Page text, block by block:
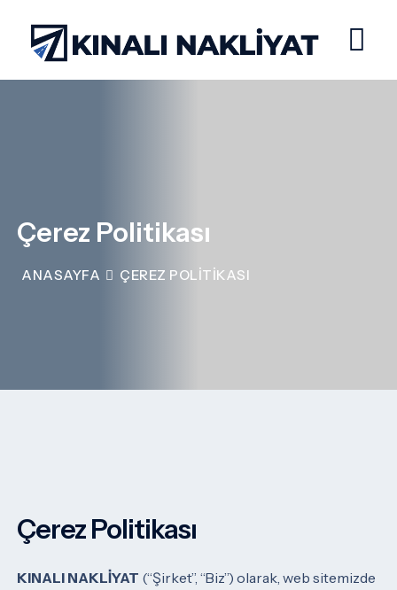
Çerez Politikası
ANASAYFA ÇEREZ POLITIKASI
Çerez Politikası
KINALI NAKLİYAT (“Şirket”, “Biz”) olarak, web sitemizde